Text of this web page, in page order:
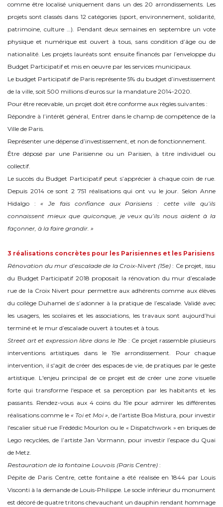
comme être localisé uniquement dans un des 20 arrondissements. Les
projets sont classés dans 12 catégories (sport, environnement, solidarité,
patrimoine, culture …). Pendant deux semaines en septembre un vote
physique et numérique est ouvert à tous, sans condition d’âge ou de
nationalité. Les projets lauréats sont ensuite financés par l’enveloppe du
Budget Participatif et mis en oeuvre par les services municipaux.
Le budget Participatif de Paris représente 5% du budget d’investissement
de la ville, soit 500 millions d’euros sur la mandature 2014-2020.
Pour être recevable, un projet doit être conforme aux règles suivantes :
Répondre à l’intérêt général, Entrer dans le champ de compétence de la
Ville de Paris.
Représenter une dépense d’investissement, et non de fonctionnement.
Être déposé par une Parisienne ou un Parisien, à titre individuel ou
collectif.
Le succès du Budget Participatif peut s’apprécier à chaque coin de rue.
Depuis 2014 ce sont 2 751 réalisations qui ont vu le jour. Selon Anne
Hidalgo :« Je fais confiance aux Parisiens : cette ville qu’ils
connaissent mieux que quiconque, je veux qu’ils nous aident à la
façonner, à la faire grandir. »
3 réalisations concrètes pour les Parisiennes et les Parisiens
Rénovation du mur d’escalade de la Croix-Nivert (15e): Ce projet, issu
du Budget Participatif 2018 proposait la rénovation du mur d’escalade
rue de la Croix Nivert pour permettre aux adhérents comme aux élèves
du collège Duhamel de s’adonner à la pratique de l’escalade. Validé avec
les usagers, les scolaires et les associations, les travaux sont aujourd’hui
terminé et le mur d’escalade ouvert à toutes et à tous.
Street art et expression libre dans le 19e : Ce projet rassemble plusieurs
interventions artistiques dans le 19e arrondissement. Pour chaque
intervention, il s'agit de créer des espaces de vie, de pratiques par le geste
artistique. L'enjeu principal de ce projet est de créer une zone visuelle
forte qui transforme l'espace et sa perception par les habitants et les
passants. Rendez-vous aux 4 coins du 19e pour admirer les différentes
réalisations comme le « Toi et Moi », de l'artiste Boa Mistura, pour investir
l'escalier situé rue Frédédic Mourlon ou le « Dispatchwork » en briques de
Lego recyclées, de l’artiste Jan Vormann, pour investir l’espace du Quai
de Metz.
Restauration de la fontaine Louvois (Paris Centre) :
Pépite de Paris Centre, cette fontaine a été réalisée en 1844 par Louis
Visconti à la demande de Louis-Philippe. Le socle inférieur du monument
est décoré de quatre tritons chevauchant un dauphin rendant hommage